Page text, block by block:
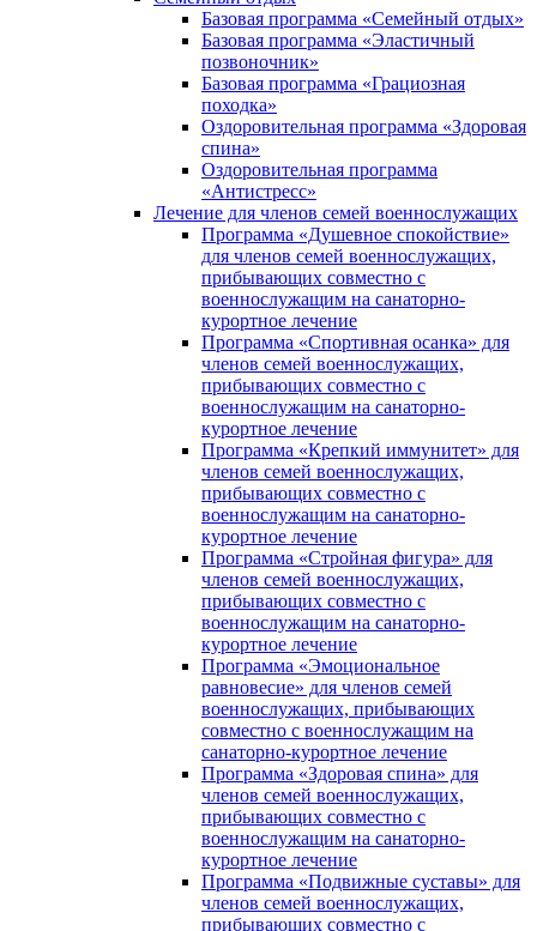
Базовая программа «Семейный отдых»
Базовая программа «Эластичный
позвоночник»
Базовая программа «Грациозная
походка»
Оздоровительная программа «Здоровая
спина»
Оздоровительная программа
«Антистресс»
Лечение для членов семей военнослужащих
Программа «Душевное спокойствие»
для членов семей военнослужащих,
прибывающих совместно с
военнослужащим на санаторно-
курортное лечение
Программа «Спортивная осанка» для
членов семей военнослужащих,
прибывающих совместно с
военнослужащим на санаторно-
курортное лечение
Программа «Крепкий иммунитет» для
членов семей военнослужащих,
прибывающих совместно с
военнослужащим на санаторно-
курортное лечение
Программа «Стройная фигура» для
членов семей военнослужащих,
прибывающих совместно с
военнослужащим на санаторно-
курортное лечение
Программа «Эмоциональное
равновесие» для членов семей
военнослужащих, прибывающих
совместно с военнослужащим на
санаторно-курортное лечение
Программа «Здоровая спина» для
членов семей военнослужащих,
прибывающих совместно с
военнослужащим на санаторно-
курортное лечение
Программа «Подвижные суставы» для
членов семей военнослужащих,
прибывающих совместно с